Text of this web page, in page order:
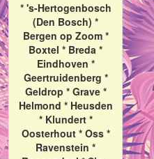
* 's-Hertogenbosch
(Den Bosch) *
Bergen op Zoom *
Boxtel * Breda *
Eindhoven *
Geertruidenberg *
Geldrop * Grave *
Helmond * Heusden
* Klundert *
Oosterhout * Oss *
Ravenstein *